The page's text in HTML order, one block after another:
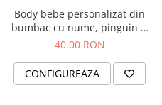
Body bebe personalizat din
bumbac cu nume, pinguin si
Primul meu Craciun
40,00 RON
CONFIGUREAZA